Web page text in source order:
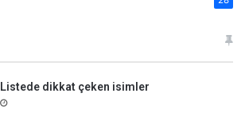
Listede dikkat çeken isimler